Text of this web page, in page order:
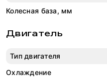
Колесная база, мм
Двигатель
Тип двигателя
Охлаждение